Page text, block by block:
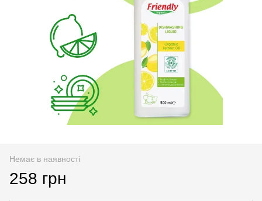
Немає в наявності
258 грн